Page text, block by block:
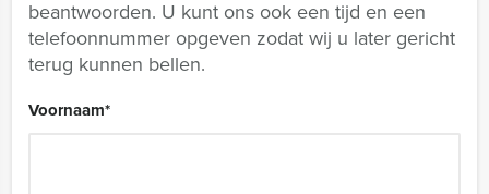
beantwoorden. U kunt ons ook een tijd en een
telefoonnummer opgeven zodat wij u later gericht
terug kunnen bellen.
Voornaam*